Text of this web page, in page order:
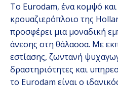
Το Eurodam, ένα κομψό
κρουαζιερόπλοιο της
προσφέρει μια μοναδική
άνεσης στη θάλασσα. Με
εστίασης, ζωντανή
δραστηριότητες και
το Eurodam είναι ο